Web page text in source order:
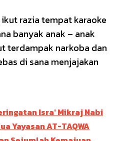
ikut razia tempat karaoke
banyak anak – anak
terdampak narkoba dan
di sana menjajakan
Isra' Mikraj Nabi
Yayasan AT-TAQWA